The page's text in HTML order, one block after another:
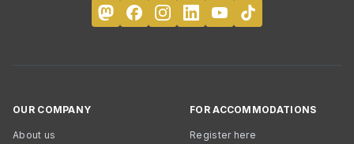
OUR COMPANY
About us
FOR ACCOMMODATIONS
Register here